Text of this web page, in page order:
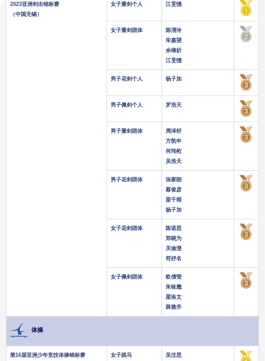
2023亚洲剑击锦标赛
（中国无锡）
女子重剑个人 江旻憓
女子重剑团体
陈渭泠
朱嘉望
佘缮妡
江旻憓
男子花剑个人 杨子加
男子佩剑个人 罗浩天
男子重剑团体
周泽轩
方凯申
何玮桁
吴浩天
男子花剑团体
张家朗
蔡俊彦
梁千雨
杨子加
女子花剑团体
陈诺思
郑晓为
关渝澄
符妤名
女子佩剑团体
欧倩莹
朱咏翘
梁洛文
薛雅齐
体操
第16届亚洲少年竞技体操锦标赛
女子跳马 吴汶思